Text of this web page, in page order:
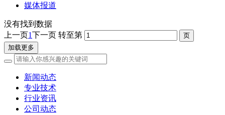
媒体报道
没有找到数据
上一页1下一页 转至第
加载更多
新闻动态
专业技术
行业资讯
公司动态